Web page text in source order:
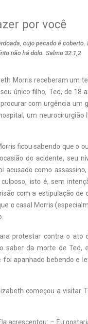
por você
cujo pecado é
não há dolo. Salmo 32:1,2
Morris receberam um
único filho, Ted, de 18
com urgência um
um
ficou sabendo que o
do acidente, seu
acusado como
isto é, sem
com a estipulação de
o casal Morris
protestar contra o ato
saber da morte de Ted,
apanhado bebendo e
começou a visitar
acrescentou: – Eu